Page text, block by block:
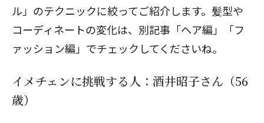
ル」のテクニックに絞ってご紹介します。髪型や
コーディネートの変化は、別記事「ヘア編」「フ
ァッション編」でチェックしてくださいね。
イメチェンに挑戦する人：酒井昭子さん（56
歳）